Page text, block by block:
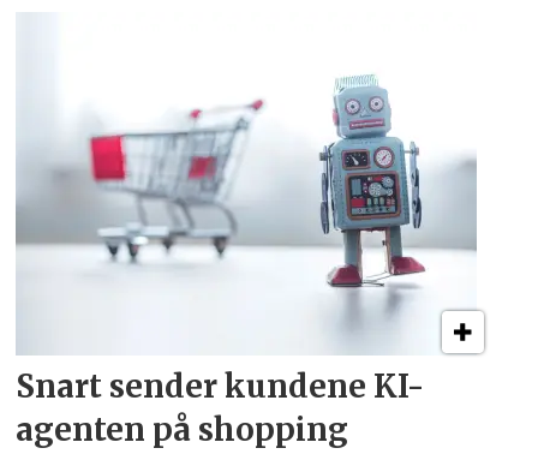
Snart sender kundene KI-
agenten på shopping